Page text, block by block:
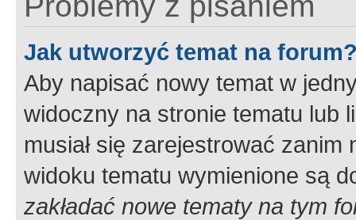
Jak utworzyć temat na
Aby napisać nowy temat w
widoczny na stronie tematu lub
musiał się zarejestrować
widoku tematu wymienione są
zakładać nowe tematy na tym